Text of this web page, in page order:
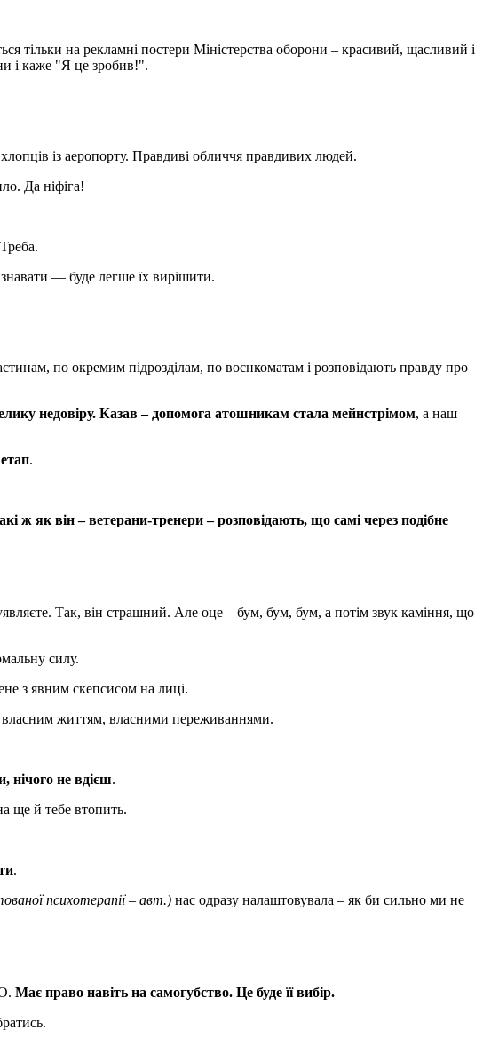
тільки на рекламні постери Міністерства оборони – красивий, щасливий і
і каже "Я це зробив!".
із аеропорту. Правдиві обличчя правдивих людей.
Да ніфіга!
— буде легше їх вирішити.
по окремим підрозділам, по воєнкоматам і розповідають правду про
недовіру. Казав – допомога атошникам стала мейнстрімом, а наш
.
ж як він – ветерани-тренери – розповідають, що самі через подібне
Так, він страшний. Але оце – бум, бум, бум, а потім звук каміння, що
силу.
з явним скепсисом на лиці.
власним життям, власними переживаннями.
нічого не вдієш.
ще й тебе втопить.
.
психотерапії – авт.) нас одразу налаштовувала – як би сильно ми не
Має право навіть на самогубство. Це буде її вибір.